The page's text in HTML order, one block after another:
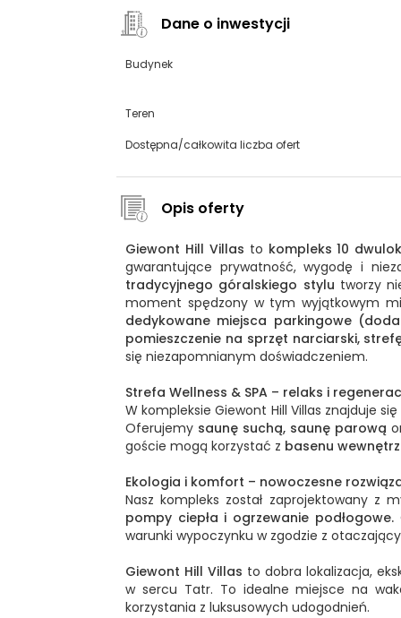
Dane o inwestycji
Budynek
Teren
Dostępna/całkowita liczba ofert
Opis oferty
Giewont Hill Villas to kompleks 10
gwarantujące prywatność, wygodę i
tradycyjnego góralskiego stylu tworzy
moment spędzony w tym wyjątkowym
dedykowane miejsca parkingowe
pomieszczenie na sprzęt narciarski,
się niezapomnianym doświadczeniem.
Strefa Wellness & SPA – relaks i
W kompleksie Giewont Hill Villas znajduje
Oferujemy saunę suchą, saunę parową
goście mogą korzystać z basenu
Ekologia i komfort – nowoczesne
Nasz kompleks został zaprojektowany z
pompy ciepła i ogrzewanie podłogowe.
warunki wypoczynku w zgodzie z
Giewont Hill Villas to dobra lokalizacja,
w sercu Tatr. To idealne miejsce na
korzystania z luksusowych udogodnień.